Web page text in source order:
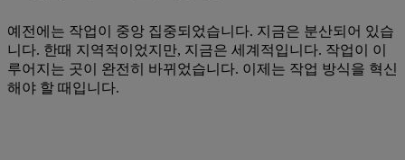
예전에는 작업이 중앙 집중되었습니다. 지금은 분산되어 있습
니다. 한때 지역적이었지만, 지금은 세계적입니다. 작업이 이
루어지는 곳이 완전히 바뀌었습니다. 이제는 작업 방식을 혁신
해야 할 때입니다.